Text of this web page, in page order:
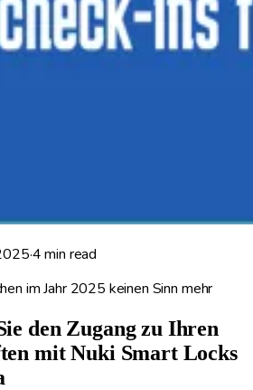
·4min read
im Jahr 2025 keinen Sinn mehr
den Zugang zu Ihren
mit Nuki Smart Locks